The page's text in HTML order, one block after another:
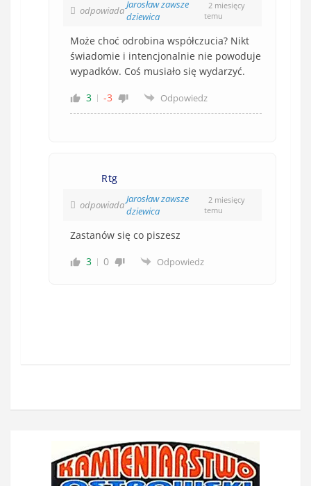
odpowiadaJarosław zawsze
dziewica
2 miesięcy
temu
Może choć odrobina współczucia? Nikt
świadomie i intencjonalnie nie powoduje
wypadków. Coś musiało się wydarzyć.
3
-3 Odpowiedz
Rtg
odpowiadaJarosław zawsze
dziewica
2 miesięcy
temu
Zastanów się co piszesz
3
0 Odpowiedz